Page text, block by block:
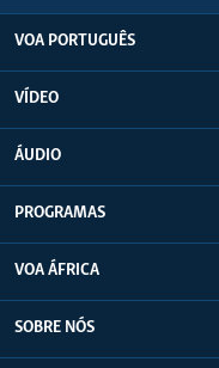
VOA PORTUGUÊS
VÍDEO
ÁUDIO
PROGRAMAS
VOA ÁFRICA
SOBRE NÓS